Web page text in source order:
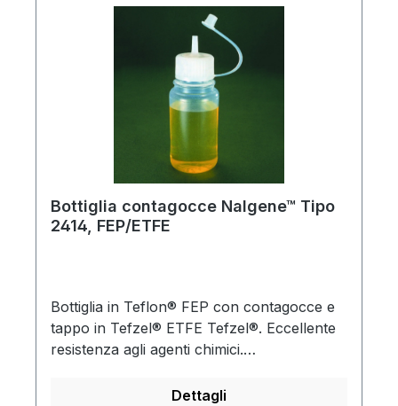
Bottiglia contagocce Nalgene™ Tipo
2414, FEP/ETFE
Bottiglia in Teflon® FEP con contagocce e
tappo in Tefzel® ETFE Tefzel®. Eccellente
resistenza agli agenti chimici.
marchi registrati di DuPont.
Dettagli